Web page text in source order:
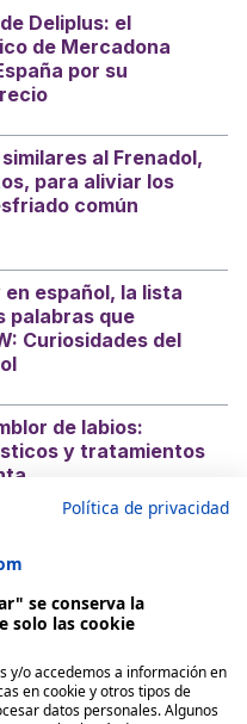
Deliplus: el
de Mercadona
por su
al Frenadol,
para aliviar los
común
español, la lista
palabras que
Curiosidades del
de labios:
y tratamientos
Política de privacidad
se conserva la
solo las cookie
y/o accedemos a información en
en cookie y otros tipos de
datos personales. Algunos